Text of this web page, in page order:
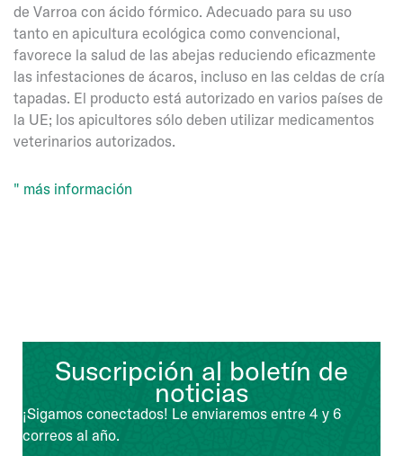
de Varroa con ácido fórmico. Adecuado para su uso
tanto en apicultura ecológica como convencional,
favorece la salud de las abejas reduciendo eficazmente
las infestaciones de ácaros, incluso en las celdas de cría
tapadas. El producto está autorizado en varios países de
la UE; los apicultores sólo deben utilizar medicamentos
veterinarios autorizados.
" más información
Suscripción al boletín de
noticias
¡Sigamos conectados! Le enviaremos entre 4 y 6
correos al año.